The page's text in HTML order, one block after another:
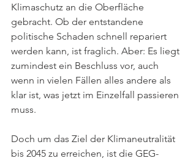
Klimaschutz an die Oberfläche
gebracht. Ob der entstandene
politische Schaden schnell repariert
werden kann, ist fraglich. Aber: Es liegt
zumindest ein Beschluss vor, auch
wenn in vielen Fällen alles andere als
klar ist, was jetzt im Einzelfall passieren
muss.
Doch um das Ziel der Klimaneutralität
bis 2045 zu erreichen, ist die GEG-